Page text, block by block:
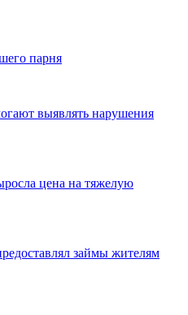
парня
выявлять нарушения
цена на тяжелую
займы жителям